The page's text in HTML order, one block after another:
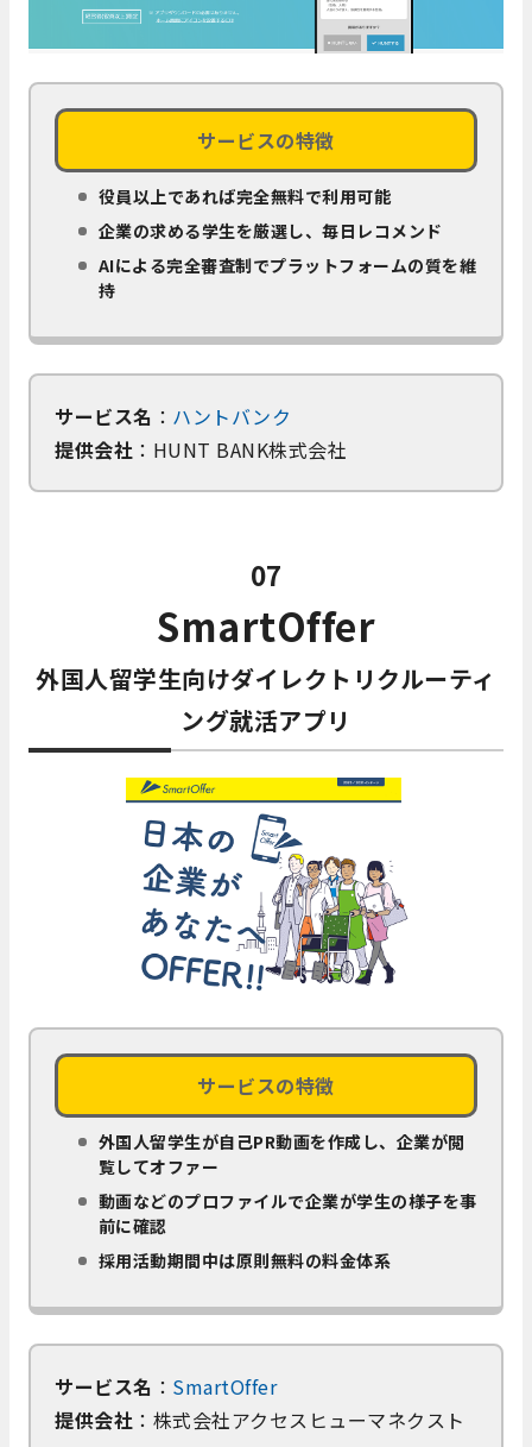
サービスの特徴
役員以上であれば完全無料で利用可能
企業の求める学生を厳選し、毎日レコメンド
AIによる完全審査制でプラットフォームの質を維
持
サービス名 ： ハントバンク
提供会社 ：HUNT BANK株式会社
07
SmartOffer
外国人留学生向けダイレクトリクルーティ
ング就活アプリ
サービスの特徴
外国人留学生が自己PR動画を作成し、企業が閲
覧してオファー
動画などのプロファイルで企業が学生の様子を事
前に確認
採用活動期間中は原則無料の料金体系
サービス名 ： SmartOffer
提供会社 ：株式会社アクセスヒューマネクスト